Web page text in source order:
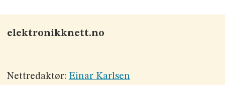
elektronikknett.no
Nettredaktør: Einar Karlsen